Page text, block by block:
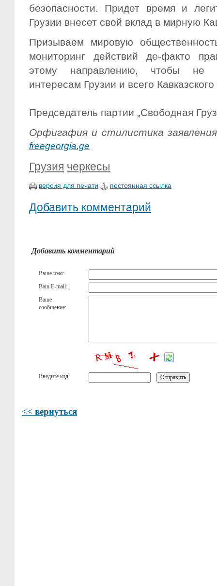
безопасности. Придет время и
Грузии внесет свой вклад в мирную
Призываем мировую
мониторинг действий де-факто
этому направлению, чтобы не
интересам Грузии и всего
Председатель партии „Свободная
Орфигафия и стилистика
freegeorgia.ge
Грузия черкесы
версия для печати постоянная ссылка
Добавить комментарий
Добавить комментарий
Ваше имя:
Ваш E-mail:
Ваше
сообщение:
Введите код:
<< вернуться